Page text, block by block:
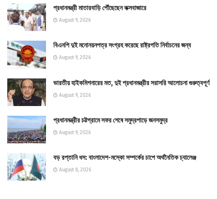
প্রধানমন্ত্রী মাতারবাড়ি পৌঁছেছেন কক্সবাজারে
August 9, 2026
বিএনপি দুই মনোনয়নপত্র সংগ্রহ করেছে রাষ্ট্রপতি নির্বাচনের জন্য
August 9, 2026
ভারতীয় হাইকমিশনারের মত, দুই প্রধানমন্ত্রীর সরাসরি আলোচনা গুরুত্বপূর্ণ
August 9, 2026
প্রধানমন্ত্রীর চট্টগ্রামে সফর শেষে সমুদ্রপাড়ে জনসমুদ্র
August 9, 2026
বড় রপ্তানি ধস: বাংলাদেশ-মস্কো সম্পর্কের চাপে অর্থনৈতিক চ্যালেঞ্জ
August 8, 2026